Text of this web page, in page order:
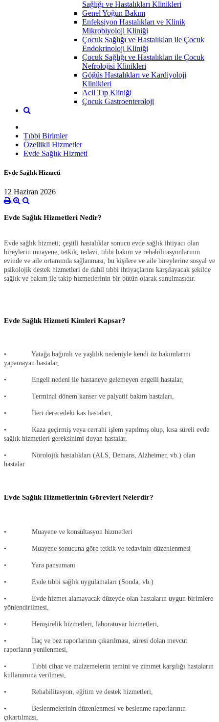
Sağlığı ve Hastalıkları Klinikleri
Genel Yoğun Bakım
Enfeksiyon Hastalıkları ve Klinik
Mikrobiyoloji Kliniği
Çocuk Sağlığı ve Hastalıkları ile Çocuk
Endokrinoloji Kliniği
Çocuk Sağlığı ve Hastalıkları ile Çocuk
Nefrolojisi Klinikleri
Göğüs Hastalıkları ve Kardiyoloji
Klinikleri
Acil Tıp Kliniği
Çocuk Gastroenteroloji
Tıbbi Birimler
Özellikli Hizmetler
Evde Sağlık Hizmeti
Evde Sağlık Hizmeti
12 Haziran 2026
Evde Sağlık Hizmetleri Nedir?
Evde sağlık hizmeti; çeşitli hastalıklar sonucu evde sağlık ihtiyacı olan
bireylerin muayene, tetkik, tedavi, tıbbi bakım ve rehabilitasyonlarının
evinde ve aile ortamında sağlanması, bu kişilere ve aile bireylerine sosyal ve
psikolojik destek hizmetleri de dahil tıbbi ihtiyaçlarını karşılayacak şekilde
sağlık ve bakım ile takip hizmetlerinin bir bütün olarak sunulmasıdır.
Evde Sağlık Hizmeti Kimleri Kapsar?
• Yatağa bağımlı ve yaşlılık nedeniyle kendi öz bakımlarını
yapamayan hastalar,
• Engeli nedeni ile hastaneye gelemeyen engelli hastalar,
• Terminal dönem kanser ve palyatif bakım hastaları,
• İleri derecedeki kas hastaları,
• Kaza geçirmiş veya cerrahi işlem yapılmış olup, kısa süreli evde
sağlık hizmetleri gereksinimi duyan hastalar,
• Nörolojik hastalıkları (ALS, Demans, Alzheimer, vb.) olan
hastalar
Evde Sağlık Hizmetlerinin Görevleri Nelerdir?
• Muayene ve konsültasyon hizmetleri
• Muayene sonucuna göre tetkik ve tedavinin düzenlenmesi
• Yara pansumanı
• Evde tıbbi sağlık uygulamaları (Sonda, vb.)
• Evde hizmet alamayacak düzeyde olan hastaların uygun birimlere
yönlendirilmesi,
• Hemşirelik hizmetleri, laboratuvar hizmetleri,
• İlaç ve bez raporlarının çıkarılması, süresi dolan mevcut
raporların yenilenmesi,
• Tıbbi cihaz ve malzemelerin temini ve zimmet karşılığı hastaların
kullanımına verilmesi,
• Rehabilitasyon, eğitim ve destek hizmetleri,
• Beslenmelerinin düzenlenmesi ve beslenme raporlarının
çıkartılması,